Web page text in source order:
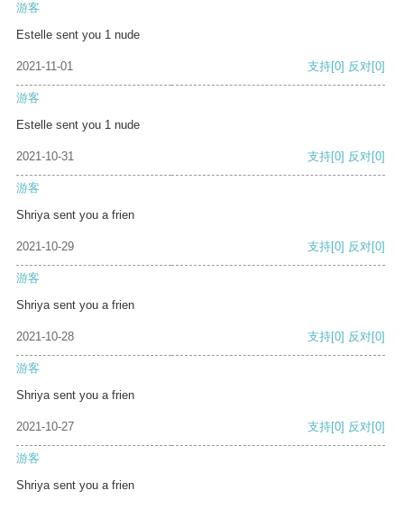
游客
Estelle sent you 1 nude
2021-11-01 支持[0] 反对[0]
游客
Estelle sent you 1 nude
2021-10-31 支持[0] 反对[0]
游客
Shriya sent you a frien
2021-10-29 支持[0] 反对[0]
游客
Shriya sent you a frien
2021-10-28 支持[0] 反对[0]
游客
Shriya sent you a frien
2021-10-27 支持[0] 反对[0]
游客
Shriya sent you a frien